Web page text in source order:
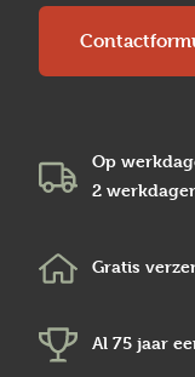
Op
2
Gratis
Al 75 jaar